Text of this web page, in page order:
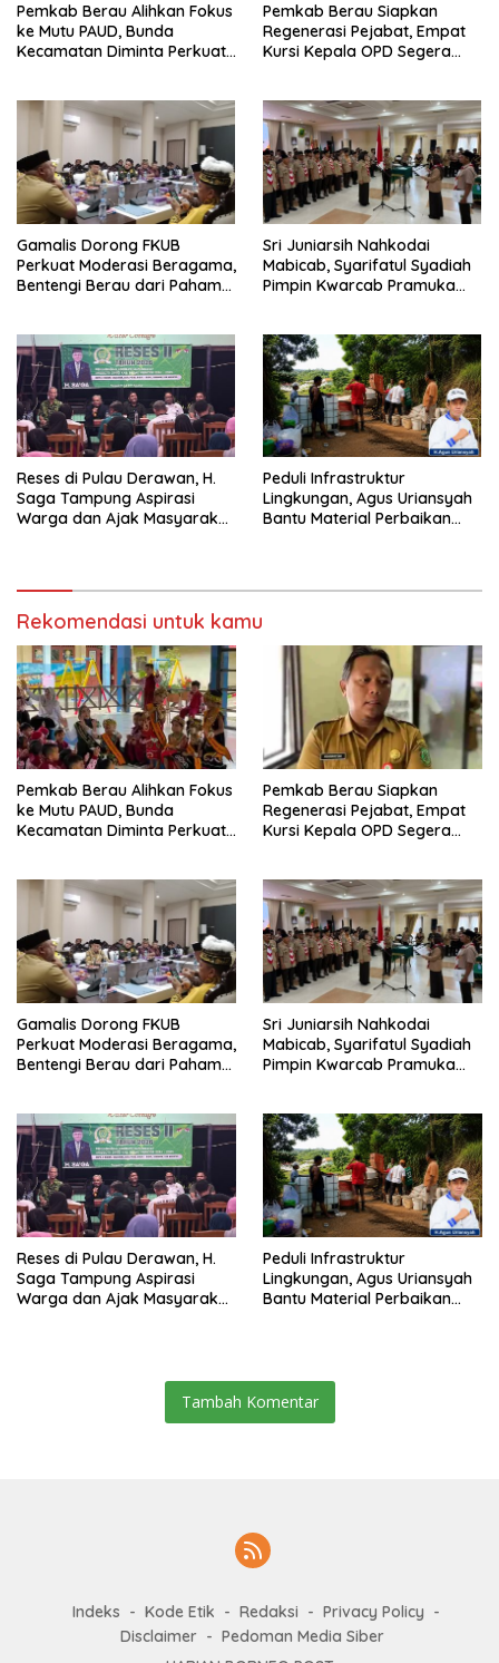
Pemkab Berau Alihkan Fokus
ke Mutu PAUD, Bunda
Kecamatan Diminta Perkuat
Pemkab Berau Siapkan
Regenerasi Pejabat, Empat
Kursi Kepala OPD Segera
Gamalis Dorong FKUB
Perkuat Moderasi Beragama,
Bentengi Berau dari Paham
Sri Juniarsih Nahkodai
Mabicab, Syarifatul Syadiah
Pimpin Kwarcab Pramuka
Reses di Pulau Derawan, H.
Saga Tampung Aspirasi
Warga dan Ajak Masyarakat
Peduli Infrastruktur
Lingkungan, Agus Uriansyah
Bantu Material Perbaikan
Rekomendasi untuk kamu
Pemkab Berau Alihkan Fokus
ke Mutu PAUD, Bunda
Kecamatan Diminta Perkuat
Pemkab Berau Siapkan
Regenerasi Pejabat, Empat
Kursi Kepala OPD Segera
Gamalis Dorong FKUB
Perkuat Moderasi Beragama,
Bentengi Berau dari Paham
Sri Juniarsih Nahkodai
Mabicab, Syarifatul Syadiah
Pimpin Kwarcab Pramuka
Reses di Pulau Derawan, H.
Saga Tampung Aspirasi
Warga dan Ajak Masyarakat
Peduli Infrastruktur
Lingkungan, Agus Uriansyah
Bantu Material Perbaikan
Tambah Komentar
Indeks Kode Etik Redaksi
Privacy Policy
Disclaimer
Pedoman Media Siber